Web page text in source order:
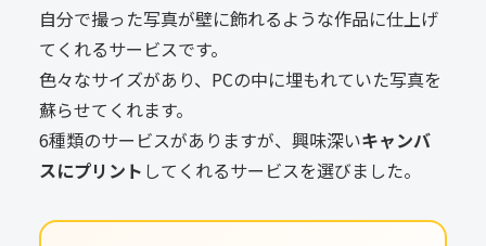
自分で撮った写真が壁に飾れるような作品に仕上げ
てくれるサービスです。
色々なサイズがあり、PCの中に埋もれていた写真を
蘇らせてくれます。
6種類のサービスがありますが、興味深いキャンバ
スにプリント してくれるサービスを選びました。